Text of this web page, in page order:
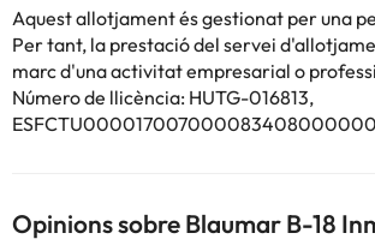
Inmoestarit, while Peralada Golf is 50 km
nearest airport is Girona-Costa Brava
accommodation.
This property will not accommodate hen, stag
l'allotjament. Si tens dubtes, contacta'ns.
Aquest allotjament és gestionat per una
Per tant, la prestació del servei
marc d'una activitat empresarial o
Número de llicència: HUTG-016813,
Opinions sobre Blaumar B-18